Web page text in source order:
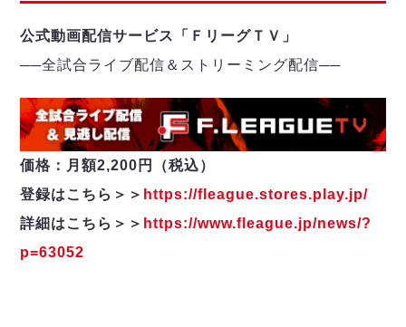
公式動画配信サービス「ＦリーグＴＶ」
──全試合ライブ配信＆ストリーミング配信──
価格：月額2,200円（税込）
登録はこちら＞＞ https://fleague.stores.play.jp/
詳細はこちら＞＞ https://www.fleague.jp/news/?
p=63052